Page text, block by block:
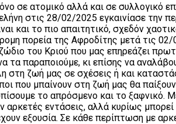
σε ατομικό αλλά και σε
στις 28/02/2025 εγκαινίασε
και το πιο απαιτητικό, σχεδόν
πορεία της Αφροδίτης μετά τις
του Κριού που μας επηρεάζει
παραποιούμε, κι επίσης να
στη ζωή μας σε σχέσεις ή και
μπαίνουν στη ζωή μας θα
το απρόσμενο και το
αρκετές εντάσεις, αλλά κυρίως
εξουσία. Σε κάθε περίπτωση με